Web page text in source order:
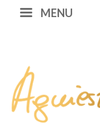
MENU